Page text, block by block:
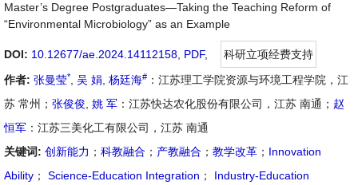
Master’s Degree Postgraduates—Taking the Teaching Reform of
“Environmental Microbiology” as an Example
DOI: 10.12677/ae.2024.14112158 PDF,
科研立项经费支持
作者: 张曼莹* 吴 娟 杨廷海# ：江苏理工学院资源与环境工程学院，江
苏 常州； 张俊俊 姚 军 ：江苏快达农化股份有限公司，江苏 南通； 赵
恒军 ：江苏三美化工有限公司，江苏 南通
关键词: 创新能力 ； 科教融合 ； 产教融合 ； 教学改革 ； Innovation
Ability ； Science-Education Integration ；
Industry-Education